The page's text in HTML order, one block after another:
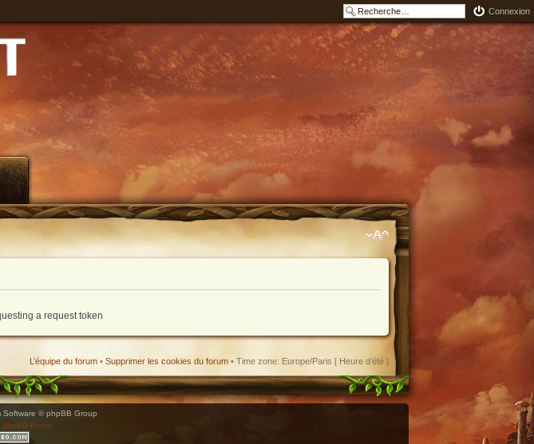
Connexion
a request token
L’équipe du forum • Supprimer les cookies du forum • Time zone: Europe/Paris [ Heure d’été ]
Software © phpBB Group
phpBB-fr.com